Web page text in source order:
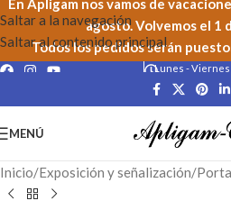
Saltar a la navegación
Saltar al contenido principal
En Apligam nos vamos de
agosto. Volvemos el 1
Todos los pedidos serán
Lunes - Viernes
MENÚ
Inicio/Exposición y señalización/